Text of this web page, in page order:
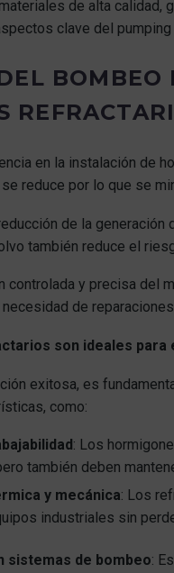
de alta calidad,
clave del
en la instalación de
reduce por lo que se
de la generación
también reduce el
controlada y precisa del
de
son ideales para
exitosa, es
como:
: Los
también deben
y mecánica: Los
industriales sin
sistemas de bombeo: